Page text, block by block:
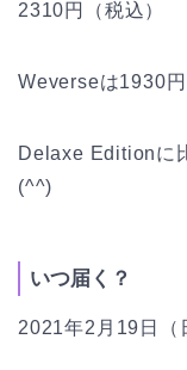
2310円（税込）
Weverseは1930
Delaxe Editionに
(^^)
いつ届く？
2021年2月19日（